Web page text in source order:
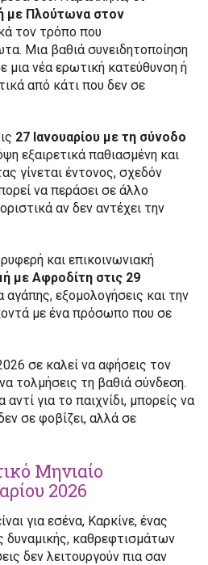
με Πλούτωνα στον
τον τρόπο που
Μια βαθιά συνειδητοποίηση
μια νέα ερωτική κατεύθυνση ή
από κάτι που δεν σε
27 Ιανουαρίου με τη σύνοδο
εξαιρετικά παθιασμένη και
γίνεται έντονος, σχεδόν
να περάσει σε άλλο
αν δεν αντέχει την
και επικοινωνιακή
με Αφροδίτη στις 29
αγάπης, εξομολογήσεις και την
με ένα πρόσωπο που σε
σε καλεί να αφήσεις τον
τολμήσεις τη βαθιά σύνδεση.
αντί για το παιχνίδι, μπορείς να
σε φοβίζει, αλλά σε
Μηνιαίο
2026
για εσένα, Καρκίνε, ένας
δυναμικής, καθρεφτισμάτων
δεν λειτουργούν πια σαν